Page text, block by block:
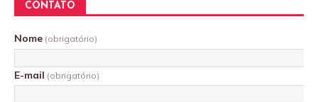
CONTATO
Nome (obrigatório)
E-mail (obrigatório)